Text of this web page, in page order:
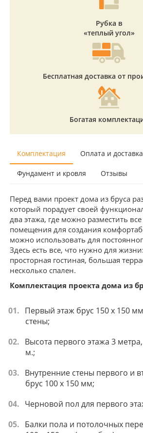
Рубка в
«теплый угол»
Бесплатная доставка от
Богатая
Комплектация Оплата и доставка
Фундамент и кровля Отзывы
Перед вами проект дома из бруса
который порадует своей
два этажа, где можно разместить
помещения для создания
можно использовать для
Здесь есть все, что нужно для
просторная гостиная, большая
несколько спален.
Комплектация проекта дома из
Первый этаж брус 150 х 150
стены;
Высота первого этажа 3
м.;
Внутренние стены первого и
брус 100 х 150 мм;
Черновой пол для первого
Балки пола и потолочных